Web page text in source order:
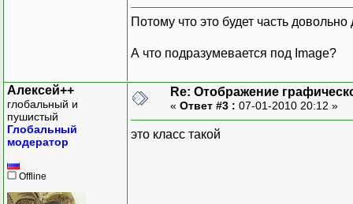
Потому что это будет часть
А что подразумевается под Image?
Алексей++
глобальный и
пушистый
Глобальный
модератор
Offline
Re: Отображение
« Ответ #3 : 07-01-2010 20:12 »
это класс такой